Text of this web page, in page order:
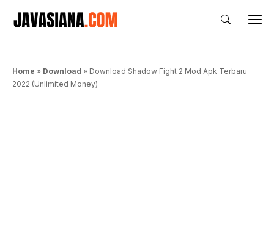
Home » Download » Download Shadow Fight 2 Mod Apk Terbaru
2022 (Unlimited Money)